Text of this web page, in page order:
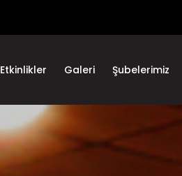
Etkinlikler Galeri Şubelerimiz